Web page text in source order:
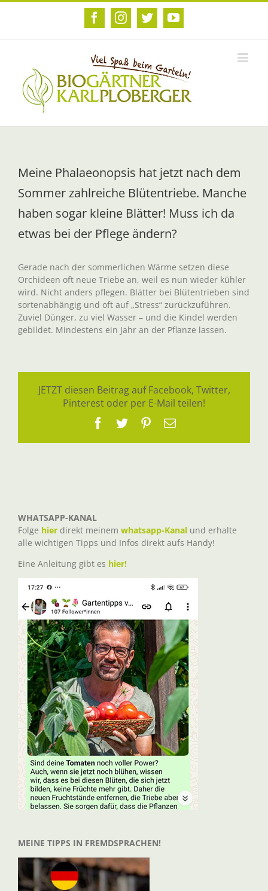
Zum
FacebookInstagram
TwitterYouTube
Meine Phalaeonopsis hat jetzt nach dem
Sommer zahlreiche Blütentriebe. Manche
haben sogar kleine Blätter! Muss ich da
etwas bei der Pflege ändern?
Gerade nach der sommerlichen Wärme setzen diese
Orchideen oft neue Triebe an, weil es nun wieder kühler
wird. Nicht anders pflegen. Blätter bei Blütentrieben sind
sortenabhängig und oft auf „Stress“ zurückzuführen.
Zuviel Dünger, zu viel Wasser – und die Kindel werden
gebildet. Mindestens ein Jahr an der Pflanze lassen.
JETZT diesen Beitrag auf Facebook, Twitter,
Pinterest oder per E-Mail teilen!
Facebook
TwitterPinterest
E-
WHATSAPP-KANAL
Folge hier direkt meinem whatsapp-Kanal und erhalte
alle wichtigen Tipps und Infos direkt aufs Handy!
Eine Anleitung gibt es hier!
MEINE TIPPS IN FREMDSPRACHEN!